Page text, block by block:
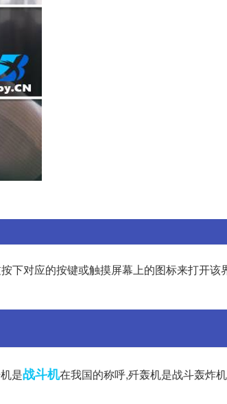
下对应的按键或触摸屏幕上的图标来打开该
是战斗机在我国的称呼,歼轰机是战斗轰炸